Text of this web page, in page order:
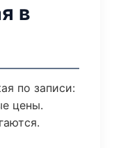
в
по записи:
цены.